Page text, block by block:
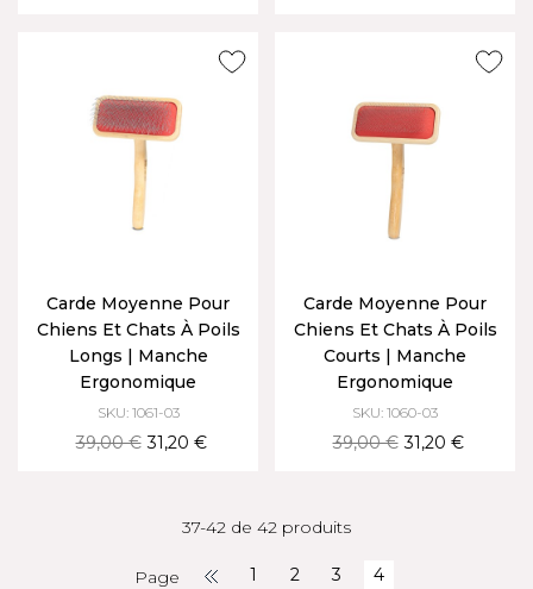
Carde Moyenne Pour
Chiens Et Chats À Poils
Longs | Manche
Ergonomique
SKU: 1061-03
39,00 € 31,20 €
Carde Moyenne Pour
Chiens Et Chats À Poils
Courts | Manche
Ergonomique
SKU: 1060-03
39,00 € 31,20 €
37-42 de 42 produits
Page 1 2 3 4